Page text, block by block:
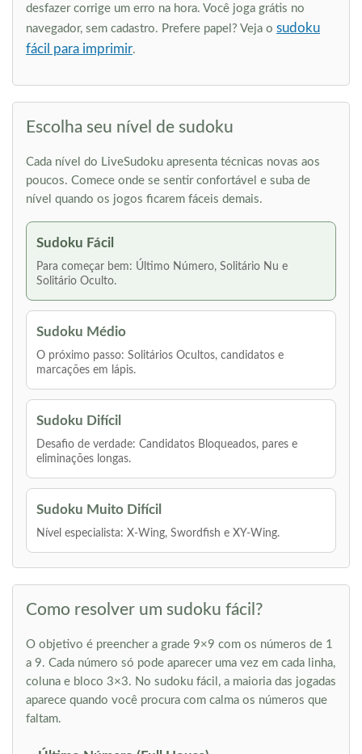
desfazer corrige um erro na hora. Você joga grátis no
navegador, sem cadastro. Prefere papel? Veja o sudoku
fácil para imprimir.
Escolha seu nível de sudoku
Cada nível do LiveSudoku apresenta técnicas novas aos
poucos. Comece onde se sentir confortável e suba de
nível quando os jogos ficarem fáceis demais.
Sudoku Fácil
Para começar bem: Último Número, Solitário Nu e
Solitário Oculto.
Sudoku Médio
O próximo passo: Solitários Ocultos, candidatos e
marcações em lápis.
Sudoku Difícil
Desafio de verdade: Candidatos Bloqueados, pares e
eliminações longas.
Sudoku Muito Difícil
Nível especialista: X-Wing, Swordfish e XY-Wing.
Como resolver um sudoku fácil?
O objetivo é preencher a grade 9×9 com os números de 1
a 9. Cada número só pode aparecer uma vez em cada linha,
coluna e bloco 3×3. No sudoku fácil, a maioria das jogadas
aparece quando você procura com calma os números que
faltam.